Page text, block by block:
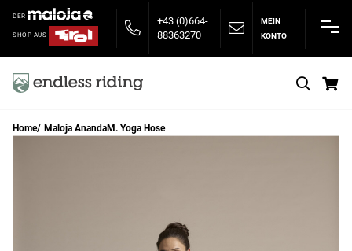
DER
SHOP AUS
+43 (0)664-
88363270
MEIN
KONTO
Home Maloja AnandaM. Yoga Hose